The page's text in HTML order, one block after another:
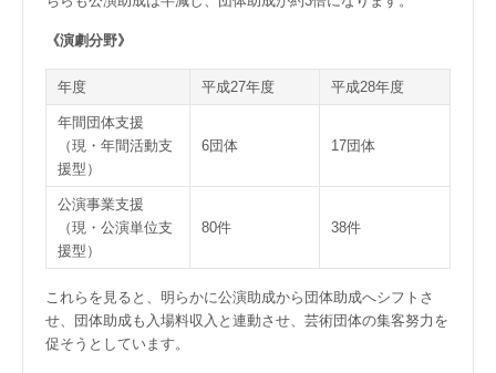
《演劇分野》
年度 平成27年度 平成28年度
年間団体支援
（現・年間活動支
援型）
6団体 17団体
公演事業支援
（現・公演単位支
援型）
80件 38件
これらを見ると、明らかに公演助成から団体助成へシフトさ
せ、団体助成も入場料収入と連動させ、芸術団体の集客努力を
促そうとしています。